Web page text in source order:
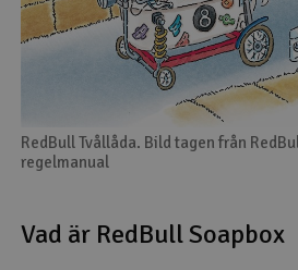
RedBull Tvållåda. Bild tagen från
regelmanual
Vad är RedBull Soapbox